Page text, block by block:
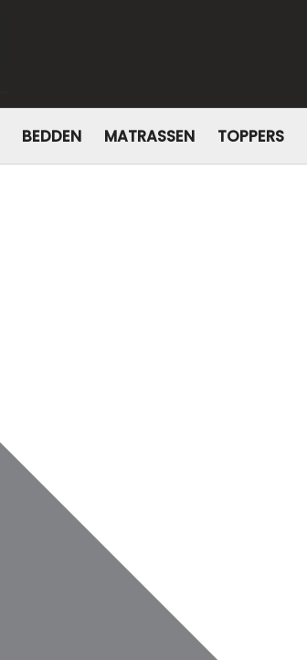
BEDDEN MATRASSEN TOPPERS